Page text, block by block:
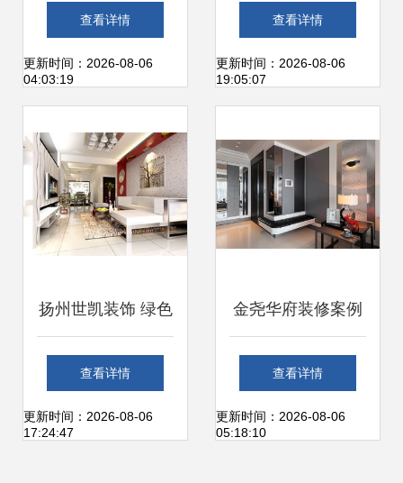
部装修工程 提升功
能与美观并重的装
查看详情
更新时间：2026-08-06
04:03:19
会议室工程案例与
装饰装修工程产品
查看详情
更新时间：2026-08-06
19:05:07
扬州世凯装饰 绿色
环保与健康装饰的
性价比之选
查看详情
更新时间：2026-08-06
17:24:47
金尧华府装修案例
灿煌装饰设计，打
造现代雅致家居
查看详情
更新时间：2026-08-06
05:18:10